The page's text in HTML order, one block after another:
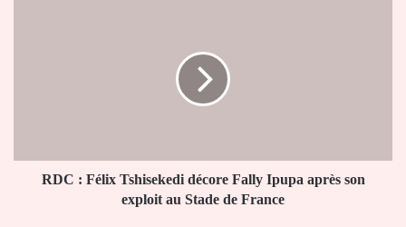
son
exploitRDC : Félix Tshisekedi décore Fally Ipupa après son
exploit au Stade de France